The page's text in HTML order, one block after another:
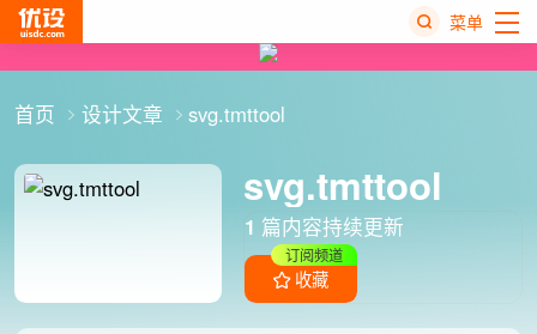
菜单
首页 设计文章 svg.tmttool
svg.tmttool
1 篇内容持续更新
收藏
订阅频道